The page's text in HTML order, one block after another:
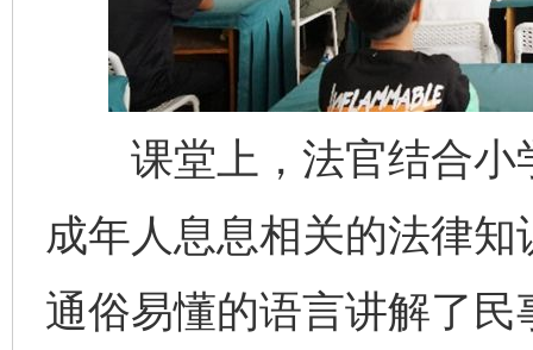
课堂上，法官结合小
成年人息息相关的法律
通俗易懂的语言讲解了